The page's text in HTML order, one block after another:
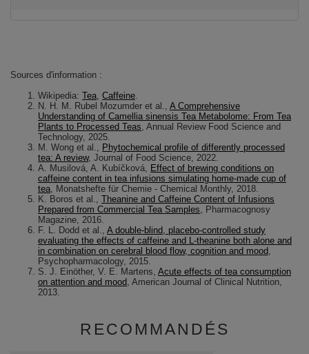
Sources d'information :
Wikipedia: Tea, Caffeine.
N. H. M. Rubel Mozumder et al., A Comprehensive
Understanding of Camellia sinensis Tea Metabolome: From Tea
Plants to Processed Teas, Annual Review Food Science and
Technology, 2025.
M. Wong et al., Phytochemical profile of differently processed
tea: A review, Journal of Food Science, 2022.
A. Musilová, A. Kubíčková, Effect of brewing conditions on
caffeine content in tea infusions simulating home-made cup of
tea, Monatshefte für Chemie - Chemical Monthly, 2018.
K. Boros et al., Theanine and Caffeine Content of Infusions
Prepared from Commercial Tea Samples, Pharmacognosy
Magazine, 2016.
F. L. Dodd et al., A double-blind, placebo-controlled study
evaluating the effects of caffeine and L-theanine both alone and
in combination on cerebral blood flow, cognition and mood,
Psychopharmacology, 2015.
S. J. Einöther, V. E. Martens, Acute effects of tea consumption
on attention and mood, American Journal of Clinical Nutrition,
2013.
RECOMMANDÉS